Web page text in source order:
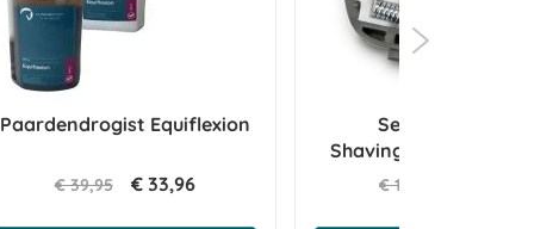
Paardendrogist Equiflexion
€ 39,95 € 33,96
Sectolin SE-210
Shavingblade/scheermes
€ 16,50